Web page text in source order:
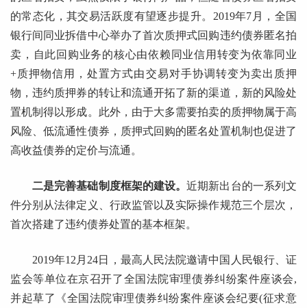
的常态化，其交易活跃度有望逐步提升。2019年7月，全国
银行间同业拆借中心举办了首次质押式回购违约债券匿名拍
卖，自此回购业务的核心由依赖同业信用转变为依靠同业
+质押物信用，处置方式由交易对手协调转变为卖出质押
物，违约质押券的转让和流通开拓了新的渠道，新的风险处
置机制得以形成。此外，由于大多需要拍卖的质押物属于高
风险、低流通性债券，质押式回购的匿名处置机制也促进了
高收益债券的定价与流通。
二是完善基础制度框架的建设。近期新出台的一系列文
件分别从法律定义、行政监管以及实际操作规范三个层次，
首次搭建了违约债券处置的基本框架。
2019年12月24日，最高人民法院邀请中国人民银行、证
监会等单位在京召开了全国法院审理债券纠纷案件座谈会,
并起草了《全国法院审理债券纠纷案件座谈会纪要(征求意